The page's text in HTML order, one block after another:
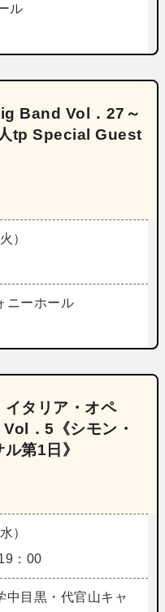
ル
Band Vol．27～
tp Special Guest
）
ニーホール
タリア・オペ
．5《シモン・
第1日》
）
：00
中目黒・代官山キャ